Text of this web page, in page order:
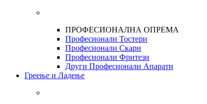
ПРОФЕСИОНАЛНА ОПРЕМА
Професионали Тостери
Професионали Скари
Професионали Фритези
Други Професионали Апарати
Греење и Ладење